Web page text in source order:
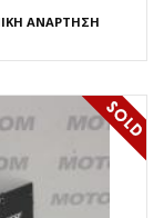
ΑΝΑΡΤΗΣΗ